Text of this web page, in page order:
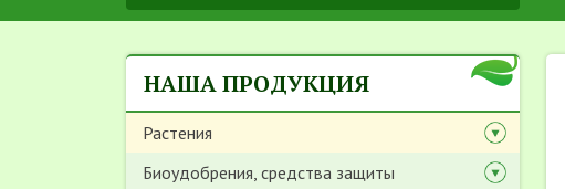
НАША ПРОДУКЦИЯ
Растения
Биоудобрения, средства защиты